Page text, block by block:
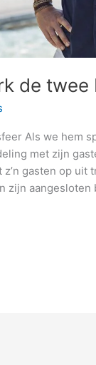
de twee
Als we hem
met zijn
gasten op uit
zijn